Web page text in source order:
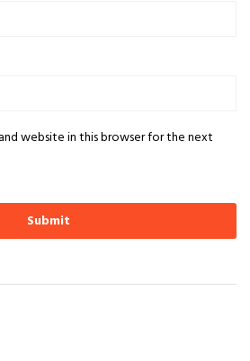
website in this browser for the next